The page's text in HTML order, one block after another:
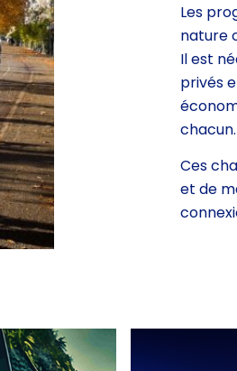
Les
nature
Il est
privés
chacun.
Ces
et de